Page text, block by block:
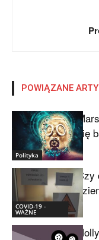
POWIĄZANE
Polityka
się
COVID-19 -
WAŻNE
Czy